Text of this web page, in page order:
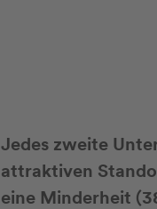
Jedes zweite
attraktiven
eine Minderheit